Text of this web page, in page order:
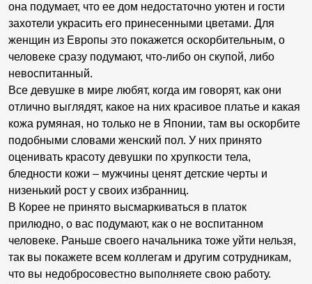
она подумает, что ее дом недостаточно уютен и гости
захотели украсить его принесенными цветами. Для
женщин из Европы это покажется оскорбительным, о
человеке сразу подумают, что-либо он скупой, либо
невоспитанный.
Все девушке в мире любят, когда им говорят, как они
отлично выглядят, какое на них красивое платье и какая
кожа румяная, но только не в Японии, там вы оскорбите
подобными словами женский пол. У них принято
оценивать красоту девушки по хрупкости тела,
бледности кожи – мужчины ценят детские черты и
низенький рост у своих избранниц.
В Корее не принято высмаркиваться в платок
прилюдно, о вас подумают, как о не воспитанном
человеке. Раньше своего начальника тоже уйти нельзя,
так вы покажете всем коллегам и другим сотрудникам,
что вы недобросовестно выполняете свою работу.